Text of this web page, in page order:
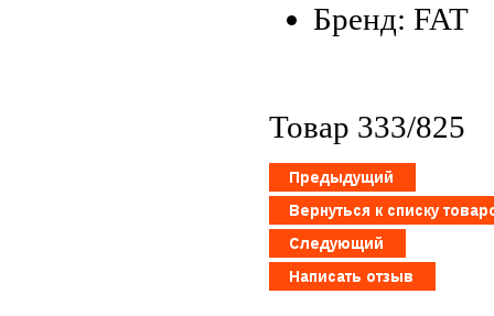
Бренд: FAT
Товар 333/825